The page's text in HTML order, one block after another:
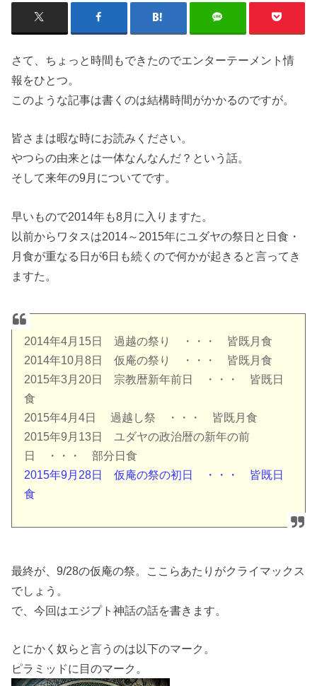
さて、ちょっと時間もできたのでエンターテーメント情
報をひとつ。
このような記事は書くのは結構時間がかかるのですが。
皆さまは暇な時にお読みください。
やつらの由来とは一体なんなんだ？という話。
そして来年の9月についてです。
早いもので2014年も8月に入りますた。
以前からワタスは2014～2015年にユダヤの祭日と日食・
月食が重なる日が6日も続くので何かが起きると言ってき
ますた。
2014年4月15日 過越の祭り ・・・ 皆既月食
2014年10月8日 仮庵の祭り ・・・ 皆既月食
2015年3月20日 宗教暦新年前日 ・・・ 皆既日
食
2015年4月4日 過越し祭 ・・・ 皆既月食
2015年9月13日 ユダヤの政治暦の新年の前
日 ・・・ 部分日食
2015年9月28日 仮庵の祭の初日 ・・・ 皆既日
食
最終が、9/28の仮庵の祭。ここらあたりがクライマックス
でしょう。
で、今回はエジプト神話の話を書きます。
とにかく奴らと言うのは以下のマーク。
ピラミッドに目のマーク。